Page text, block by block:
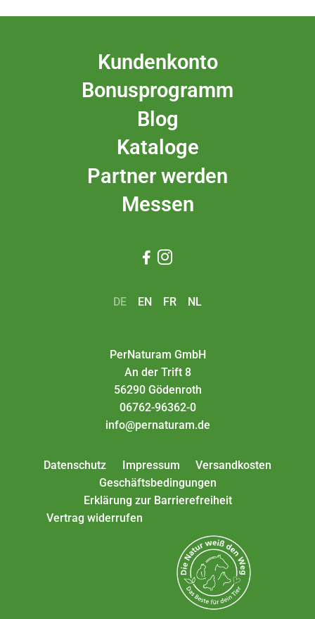
Kundenkonto
Bonusprogramm
Blog
Kataloge
Partner werden
Messen
 
DE EN FR NL
PerNaturam GmbH
An der Trift 8
56290 Gödenroth
06762-96362-0
info@pernaturam.de
Datenschutz Impressum
Versandkosten
Geschäftsbedingungen
Erklärung zur Barrierefreiheit
Vertrag widerrufen